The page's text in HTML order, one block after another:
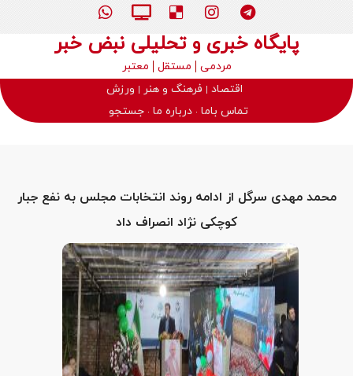
پایگاه خبری و تحلیلی نبض خبر
مردمی مستقل
معتبر
اقتصاد
فرهنگ و هنر
ورزش
تماس باما درباره ما جستجو
محمد مهدی سرگل از ادامه روند انتخابات مجلس به نفع جبار
کوچکی نژاد انصراف داد